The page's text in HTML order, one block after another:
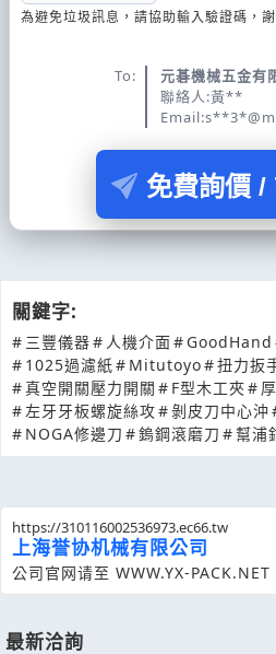
為避免垃圾訊息，請協助輸入驗證碼，
To:
元碁機械五金有
聯絡人:黃**
免費詢價 /
關鍵字:
# 三豐儀器# 人機介面# GoodHand
# 1025過濾紙# Mitutoyo#扭力扳
#真空開關壓力開關 # F型木工夾#
#左牙牙板螺旋絲攻#剝皮刀中心沖
# NOGA修邊刀 #鎢鋼滾磨刀 #幫浦
https://310116002536973.ec66.tw
上海誉协机械有限公司
最新洽詢